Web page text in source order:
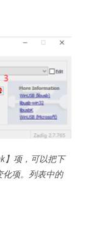
】项，可以把下
化项。列表中的